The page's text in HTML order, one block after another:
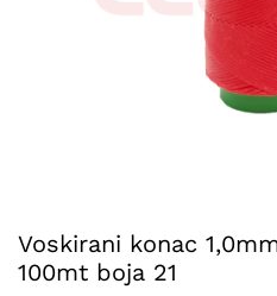
Voskirani konac
100mt boja 21